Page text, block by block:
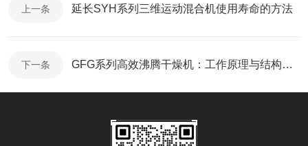
上一条 延长SYH系列三维运动混合机使用寿命的方法
下一条 GFG系列高效沸腾干燥机：工作原理与结构解析